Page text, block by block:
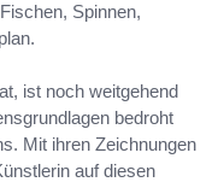
Spinnen,
ist noch weitgehend
bedroht
Mit ihren Zeichnungen
auf diesen